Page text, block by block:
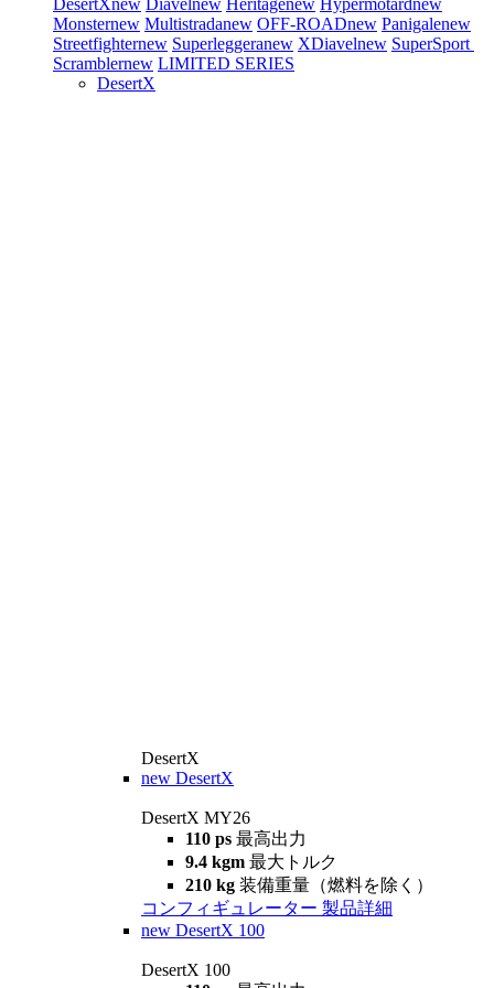
DesertXnew Diavelnew Heritagenew Hypermotardnew
Monsternew Multistradanew OFF-ROADnew Panigalenew
Streetfighternew Superleggeranew XDiavelnew SuperSport
Scramblernew LIMITED SERIES
DesertX
DesertX
new DesertX
DesertX MY26
110 ps 最高出力
9.4 kgm 最大トルク
210 kg 装備重量（燃料を除く）
コンフィギュレーター 製品詳細
new DesertX 100
DesertX 100